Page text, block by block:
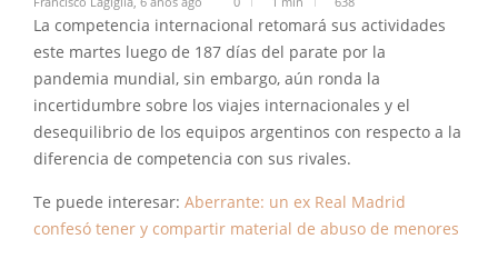
La competencia internacional retomará sus actividades
este martes luego de 187 días del parate por la
pandemia mundial, sin embargo, aún ronda la
incertidumbre sobre los viajes internacionales y el
desequilibrio de los equipos argentinos con respecto a la
diferencia de competencia con sus rivales.
Te puede interesar: Aberrante: un ex Real Madrid
confesó tener y compartir material de abuso de menores